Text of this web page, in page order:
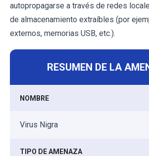
autopropagarse a través de redes
de almacenamiento extraíbles (por
externos, memorias USB, etc.).
RESUMEN DE LA
NOMBRE
Virus Nigra
TIPO DE AMENAZA